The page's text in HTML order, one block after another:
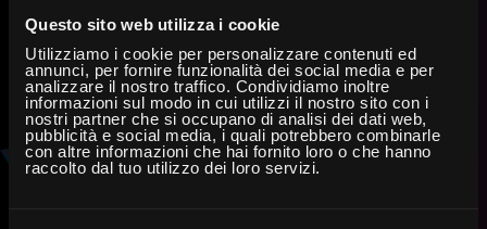
Questo sito web utilizza i cookie
Utilizziamo i cookie per personalizzare contenuti ed
annunci, per fornire funzionalità dei social media e per
analizzare il nostro traffico. Condividiamo inoltre
informazioni sul modo in cui utilizzi il nostro sito con i
nostri partner che si occupano di analisi dei dati web,
pubblicità e social media, i quali potrebbero combinarle
con altre informazioni che hai fornito loro o che hanno
raccolto dal tuo utilizzo dei loro servizi.